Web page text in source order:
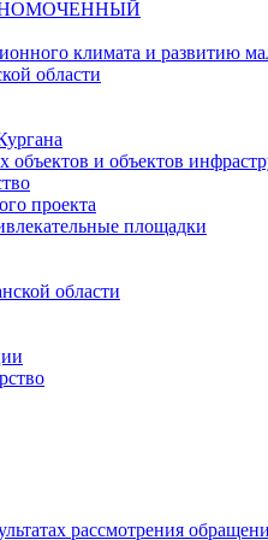
климата и развитию
области
и объектов
проекта
площадки
области
рассмотрения